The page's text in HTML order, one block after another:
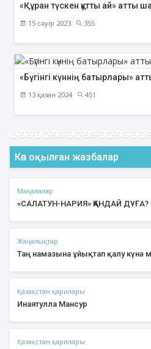
«Құран түскен құтты ай»
15 сәуір 2023 355
«Бүгінгі күннің батырлары»
13 қазан 2024 451
Көп оқылған жазбалар
Мақалалар
«САЛАТУН-НАРИЯ» ҚАНДАЙ ДҰҒА?
Жаңалықтар
Таң намазына ұйықтап қалу күнә
Қазақстан қарилары
Инаятулла Мансур
Қазақстан қарилары